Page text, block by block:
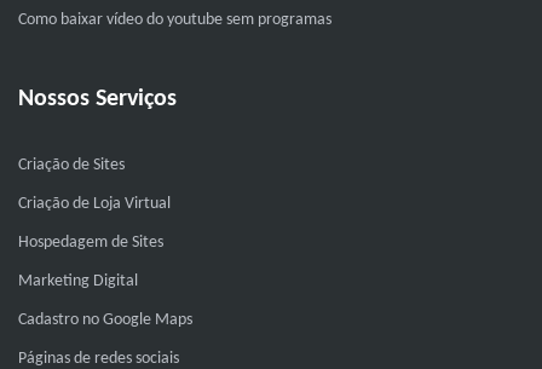
Como baixar vídeo do youtube sem programas
Nossos Serviços
Criação de Sites
Criação de Loja Virtual
Hospedagem de Sites
Marketing Digital
Cadastro no Google Maps
Páginas de redes sociais